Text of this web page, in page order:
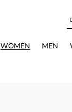
WOMEN MEN